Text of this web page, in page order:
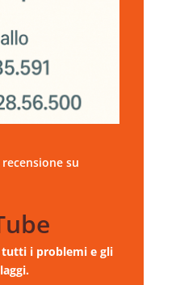
su
tutti i problemi e gli